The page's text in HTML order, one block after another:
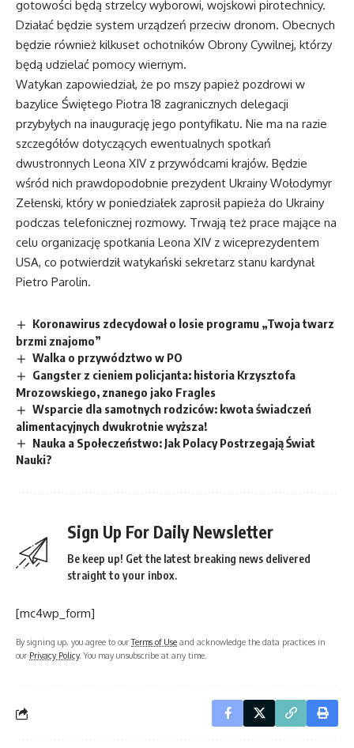
gotowości będą strzelcy wyborowi, wojskowi pirotechnicy.
Działać będzie system urządzeń przeciw dronom. Obecnych
będzie również kilkuset ochotników Obrony Cywilnej, którzy
będą udzielać pomocy wiernym.
Watykan zapowiedział, że po mszy papież pozdrowi w
bazylice Świętego Piotra 18 zagranicznych delegacji
przybyłych na inaugurację jego pontyfikatu. Nie ma na razie
szczegółów dotyczących ewentualnych spotkań
dwustronnych Leona XIV z przywódcami krajów. Będzie
wśród nich prawdopodobnie prezydent Ukrainy Wołodymyr
Zełenski, który w poniedziałek zaprosił papieża do Ukrainy
podczas telefonicznej rozmowy. Trwają też prace mające na
celu organizację spotkania Leona XIV z wiceprezydentem
USA, co potwierdził watykański sekretarz stanu kardynał
Pietro Parolin.
Koronawirus zdecydował o losie programu „Twoja twarz
brzmi znajomo”
Walka o przywództwo w PO
Gangster z cieniem policjanta: historia Krzysztofa
Mrozowskiego, znanego jako Fragles
Wsparcie dla samotnych rodziców: kwota świadczeń
alimentacyjnych dwukrotnie wyższa!
Nauka a Społeczeństwo: Jak Polacy Postrzegają Świat
Nauki?
Sign Up For Daily Newsletter
Be keep up! Get the latest breaking news delivered
straight to your inbox.
[mc4wp_form]
By signing up, you agree to ourTerms of Use and acknowledge the data practices in
our Privacy Policy. You may unsubscribe at any time.